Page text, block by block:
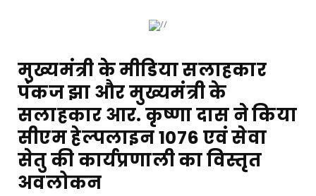
मुख्यमंत्री के मीडिया सलाहकार
पंकज झा और मुख्यमंत्री के
सलाहकार आर. कृष्णा दास ने किया
सीएम हेल्पलाइन 1076 एवं सेवा
सेतु की कार्यप्रणाली का विस्तृत
अवलोकन